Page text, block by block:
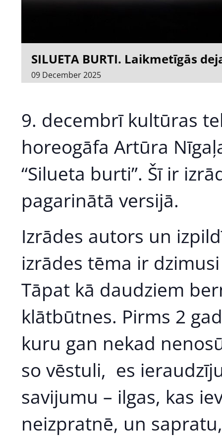
SILUETA BURTI. Laikmetīgās
09 December2025
9. decembrī kultūras
horeogāfa Artūra
“Silueta burti”. Šī ir
pagarinātā versijā.
Izrādes autors un
izrādes tēma ir
Tāpat kā daudziem
klātbūtnes. Pirms 2
kuru gan nekad
so vēstuli, es
savijumu – ilgas, kas
neizpratnē, un